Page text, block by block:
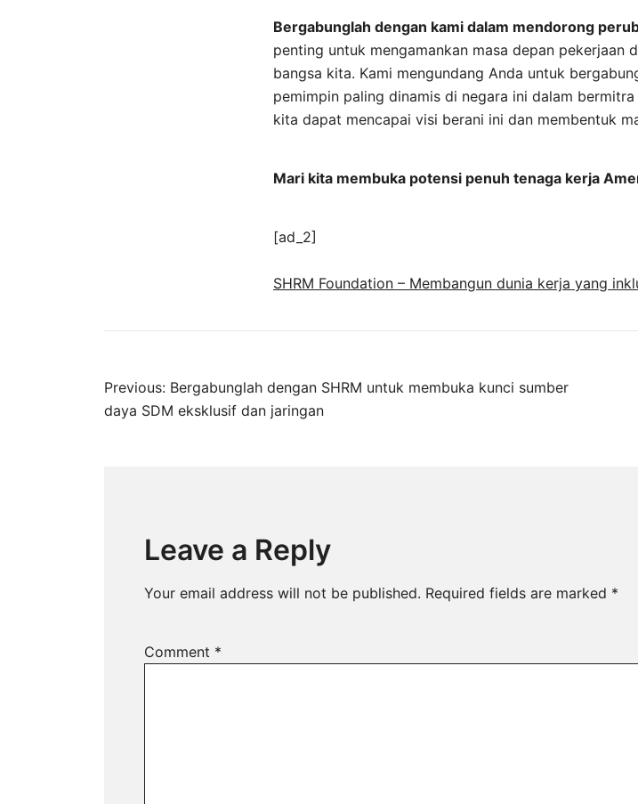
Bergabunglah dengan kami dalam mendorong
penting untuk mengamankan masa depan pekerjaan
bangsa kita. Kami mengundang Anda untuk
pemimpin paling dinamis di negara ini dalam bermitra
kita dapat mencapai visi berani ini dan membentuk
Mari kita membuka potensi penuh tenaga kerja
[ad_2]
SHRM Foundation – Membangun dunia kerja yang
Post
Previous: Bergabunglah dengan SHRM untuk membuka kunci sumber
daya SDM eksklusif dan jaringan
Leave a Reply
Your email address will not be published. Required fields are marked *
Comment *